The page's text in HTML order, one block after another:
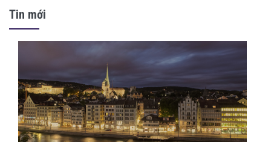
Tin mới